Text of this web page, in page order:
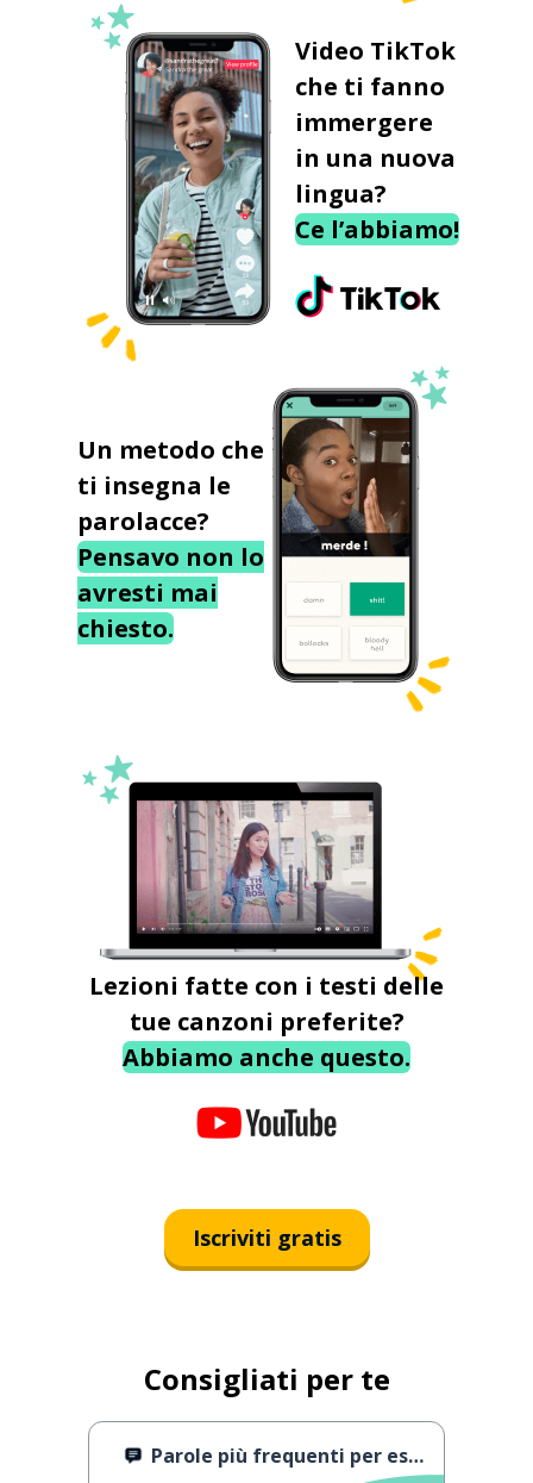
Video TikTok
che ti fanno
immergere
in una nuova
lingua?
Ce l’abbiamo!
Un metodo che
ti insegna le
parolacce?
Pensavo non lo
avresti mai
chiesto.
Lezioni fatte con i testi delle
tue canzoni preferite?
Abbiamo anche questo.
Iscriviti gratis
Consigliati per te
Parole più frequenti per esprimere felicità